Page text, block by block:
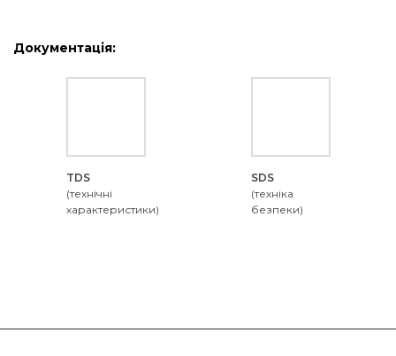
Документація:
TDS
(технічні
характеристики)
SDS
(техніка
безпеки)